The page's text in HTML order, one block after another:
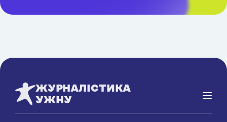
ЖУРНАЛІСТИКА
УЖНУ